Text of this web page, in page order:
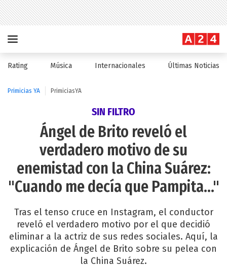
Rating Música Internacionales Últimas Noticias
Primicias YA PrimiciasYA
SIN FILTRO
Ángel de Brito reveló el
verdadero motivo de su
enemistad con la China Suárez:
"Cuando me decía que Pampita..."
Tras el tenso cruce en Instagram, el conductor
reveló el verdadero motivo por el que decidió
eliminar a la actriz de sus redes sociales. Aquí, la
explicación de Ángel de Brito sobre su pelea con
la China Suárez.